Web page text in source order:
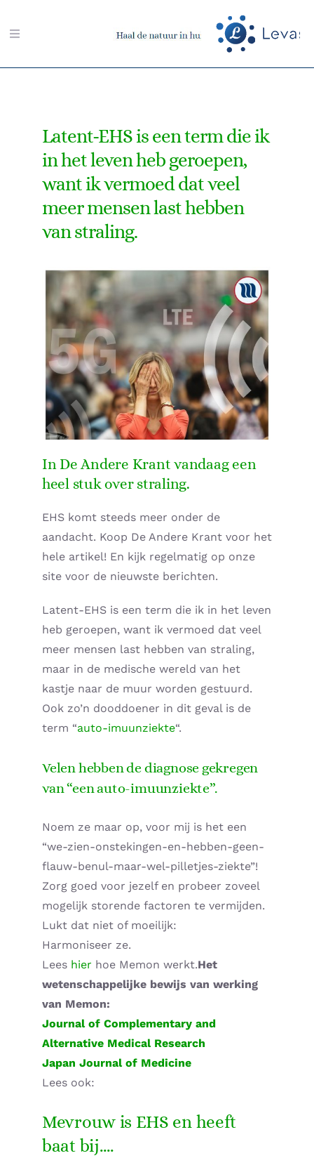
naar
Toggle
Aarding-shop
Boeken-shop
Memon-shop
Radiësthesie-shop
Supplementen shop
Straling:
Onderwerpen:
Ziekteverzuim in bedrijven
Winkelwagen
Contactformulier
Zirbeldrüse detox
Home – Deutsch
Latent-EHS is een term die ik
in het leven heb geroepen,
want ik vermoed dat veel
meer mensen last hebben
van straling.
In De Andere Krant vandaag een
heel stuk over straling.
EHS komt steeds meer onder de
aandacht. Koop De Andere Krant voor het
hele artikel! En kijk regelmatig op onze
site voor de nieuwste berichten.
Latent-EHS is een term die ik in het leven
heb geroepen, want ik vermoed dat veel
meer mensen last hebben van straling,
maar in de medische wereld van het
kastje naar de muur worden gestuurd.
Ook zo’n dooddoener in dit geval is de
term “auto-imuunziekte“.
Velen hebben de diagnose gekregen
van “een auto-imuunziekte”.
Noem ze maar op, voor mij is het een
“we-zien-onstekingen-en-hebben-geen-
flauw-benul-maar-wel-pilletjes-ziekte”!
Zorg goed voor jezelf en probeer zoveel
mogelijk storende factoren te vermijden.
Lukt dat niet of moeilijk:
Harmoniseer ze.
Lees hier hoe Memon werkt.Het
wetenschappelijke bewijs van werking
van Memon:
Journal of Complementary and
Alternative Medical Research
Japan Journal of Medicine
Lees ook:
Mevrouw is EHS en heeft
baat bij….